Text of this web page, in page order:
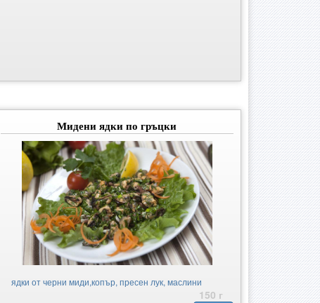
Мидени ядки по гръцки
ядки от черни миди,копър, пресен лук, маслини
150 г